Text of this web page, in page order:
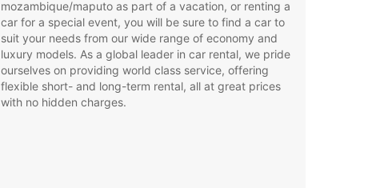
mozambique/maputo as part of a vacation, or renting a
car for a special event, you will be sure to find a car to
suit your needs from our wide range of economy and
luxury models. As a global leader in car rental, we pride
ourselves on providing world class service, offering
flexible short- and long-term rental, all at great prices
with no hidden charges.